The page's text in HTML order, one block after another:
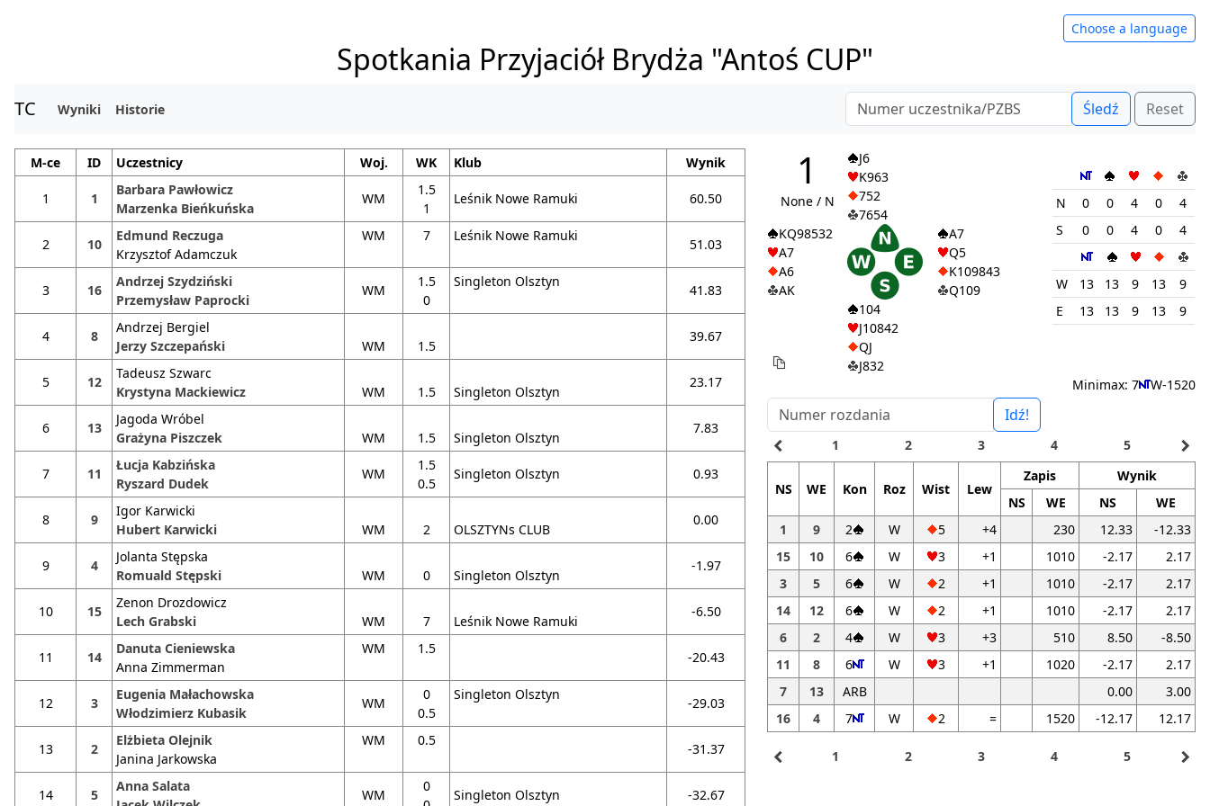
Choose a language
Spotkania Przyjaciół Brydża "Antoś CUP"
TC Wyniki Historie Śledź Reset
M-ce ID Uczestnicy Woj. WK Klub Wynik
1 1
Barbara Pawłowicz
Marzenka Bieńkuńska
WM
1.5
1
Leśnik Nowe Ramuki 60.50
2 10
Edmund Reczuga
Krzysztof Adamczuk
WM 7 Leśnik Nowe Ramuki
51.03
3 16
Andrzej Szydziński
Przemysław Paprocki
WM
1.5
0
Singleton Olsztyn
41.83
4 8
Andrzej Bergiel
Jerzy Szczepański
WM 1.5
39.67
5 12
Tadeusz Szwarc
Krystyna Mackiewicz
WM 1.5 Singleton Olsztyn
23.17
6 13
Jagoda Wróbel
Grażyna Piszczek
WM 1.5 Singleton Olsztyn
7.83
7 11
Łucja Kabzińska
Ryszard Dudek
WM
1.5
0.5
Singleton Olsztyn 0.93
8 9
Igor Karwicki
Hubert Karwicki
WM 2 OLSZTYNs CLUB
0.00
9 4
Jolanta Stępska
Romuald Stępski
WM 0 Singleton Olsztyn
-1.97
10 15
Zenon Drozdowicz
Lech Grabski
WM 7 Leśnik Nowe Ramuki
-6.50
11 14
Danuta Cieniewska
Anna Zimmerman
WM 1.5
-20.43
12 3
Eugenia Małachowska
Włodzimierz Kubasik
WM
0
0.5
Singleton Olsztyn
-29.03
13 2
Elżbieta Olejnik
Janina Jarkowska
WM 0.5
-31.37
14 5
Anna Salata
WM
0
Singleton Olsztyn -32.67
1
None / N
KQ98532
A7
A6
AK
J6
K963
752
7654
A7
Q5
K109843
Q109
104
J10842
QJ
J832
N 0 0 4 0
4
S
0 0 4 0 4
W 13 13 9 13
9
E
13 13 9 13 9
Minimax: 7 W-1520
Idź!
navigate_before 1 2 3 4 5 navigate_next
NS WE Kon Roz Wist Lew
Zapis
Wynik
NS
WE NS
WE
1
9 2 W 5 +4 230 12.33
-12.33
15
10 6 W 3 +1 1010 -2.17
2.17
3
5 6 W 2 +1 1010 -2.17
2.17
14
12 6 W 2 +1 1010 -2.17
2.17
6
2 4 W 3 +3 510 8.50
-8.50
11
8 6 W 3 +1 1020 -2.17
2.17
7
13 ARB 0.00
3.00
16
4 7 W 2 = 1520 -12.17 12.17
navigate_before 1 2 3 4 5 navigate_next